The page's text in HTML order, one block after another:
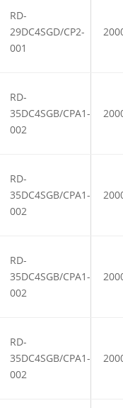
RD-
29DC4SGD/CP2-
001
RD-
35DC4SGB/CPA1-
002
RD-
35DC4SGB/CPA1-
002
RD-
35DC4SGB/CPA1-
002
RD-
35DC4SGB/CPA1-
002